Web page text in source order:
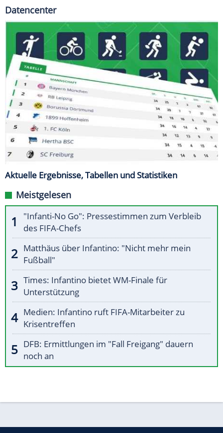
Datencenter
Aktuelle Ergebnisse, Tabellen und Statistiken
Meistgelesen
"Infanti-No Go": Pressestimmen zum Verbleib
des FIFA-Chefs
Matthäus über Infantino: "Nicht mehr mein
Fußball"
Times: Infantino bietet WM-Finale für
Unterstützung
Medien: Infantino ruft FIFA-Mitarbeiter zu
Krisentreffen
DFB: Ermittlungen im "Fall Freigang" dauern
noch an